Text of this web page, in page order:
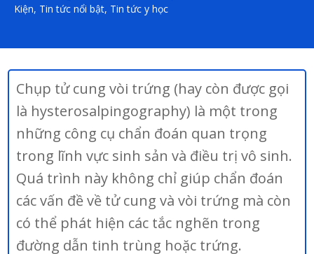
Kiện, Tin tức nổi bật, Tin tức y học
Chụp tử cung vòi trứng (hay còn được gọi
là hysterosalpingography) là một trong
những công cụ chẩn đoán quan trọng
trong lĩnh vực sinh sản và điều trị vô sinh.
Quá trình này không chỉ giúp chẩn đoán
các vấn đề về tử cung và vòi trứng mà còn
có thể phát hiện các tắc nghẽn trong
đường dẫn tinh trùng hoặc trứng.